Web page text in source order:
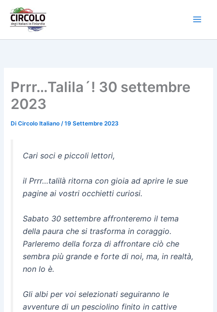
contenuto
Prrr…Talila´! 30 settembre
2023
DiCircolo Italiano /19 Settembre 2023
Cari soci e piccoli lettori,
il Prrr…talilà ritorna con gioia ad aprire le sue
pagine ai vostri occhietti curiosi.
Sabato 30 settembre affronteremo il tema
della paura che si trasforma in coraggio.
Parleremo della forza di affrontare ciò che
sembra più grande e forte di noi, ma, in realtà,
non lo è.
Gli albi per voi selezionati seguiranno le
avventure di un pesciolino finito in cattive